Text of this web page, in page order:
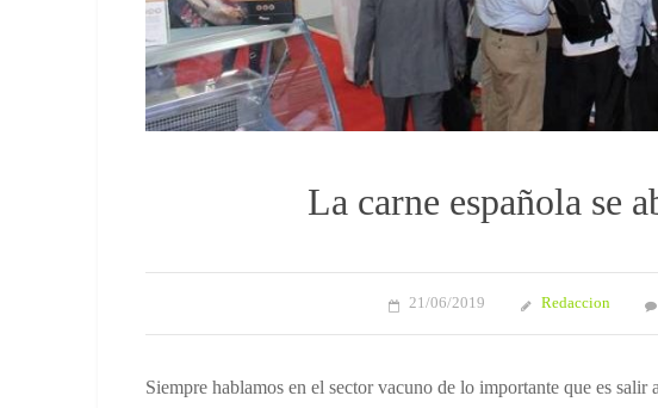
La carne española se
21/06/2019 Redaccion
Siempre hablamos en el sector vacuno de lo importante que es salir